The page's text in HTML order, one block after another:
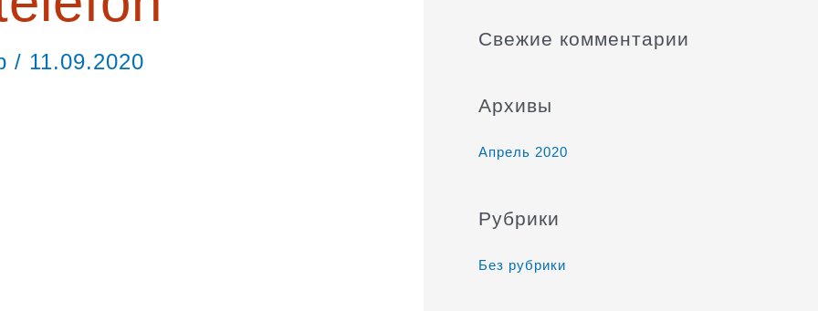
/ 11.09.2020
Свежие комментарии
Архивы
Апрель 2020
Рубрики
Без рубрики